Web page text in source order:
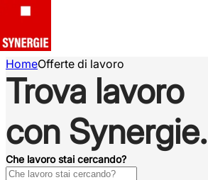
HomeOfferte di lavoro
Trova lavoro
con Synergie.
Che lavoro stai cercando?